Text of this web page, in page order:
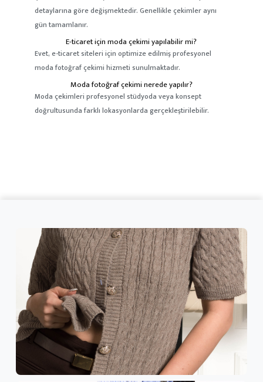
detaylarına göre değişmektedir. Genellikle çekimler aynı
gün tamamlanır.
E-ticaret için moda çekimi yapılabilir mi?
Evet, e-ticaret siteleri için optimize edilmiş profesyonel
moda fotoğraf çekimi hizmeti sunulmaktadır.
Moda fotoğraf çekimi nerede yapılır?
Moda çekimleri profesyonel stüdyoda veya konsept
doğrultusunda farklı lokasyonlarda gerçekleştirilebilir.